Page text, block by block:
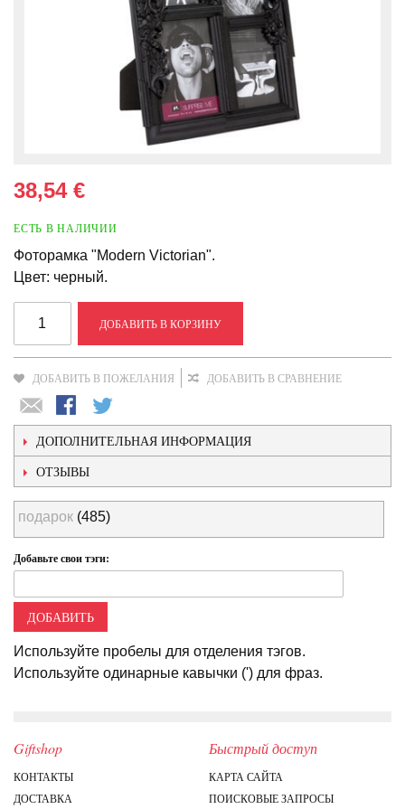
38,54 €
ЕСТЬ В НАЛИЧИИ
Фоторамка "Modern Victorian".
Цвет: черный.
ДОБАВИТЬ В КОРЗИНУ
ДОБАВИТЬ В ПОЖЕЛАНИЯ ДОБАВИТЬ В СРАВНЕНИЕ
ДОПОЛНИТЕЛЬНАЯ ИНФОРМАЦИЯ
ОТЗЫВЫ
подарок (485)
Добавьте свои тэги:
ДОБАВИТЬ
Используйте пробелы для отделения тэгов.
Используйте одинарные кавычки (') для фраз.
Giftshop
КОНТАКТЫ
ДОСТАВКА
Быстрый доступ
КАРТА САЙТА
ПОИСКОВЫЕ ЗАПРОСЫ